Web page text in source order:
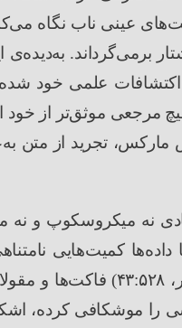
های عینی ناب نگاه می
برمیگرداند. بهدیدهی
علمی خود شده
مرجعی موثقتر از
تجرید از متن به
نه میکروسکوپ و نه
دادهها کمیتهایی
۴۳:۵۲۸ ) فاکتها و
را موشکافی کرده،